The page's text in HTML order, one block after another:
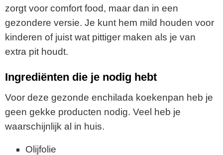
zorgt voor comfort food, maar dan in een
gezondere versie. Je kunt hem mild houden voor
kinderen of juist wat pittiger maken als je van
extra pit houdt.
Ingrediënten die je nodig hebt
Voor deze gezonde enchilada koekenpan heb je
geen gekke producten nodig. Veel heb je
waarschijnlijk al in huis.
Olijfolie